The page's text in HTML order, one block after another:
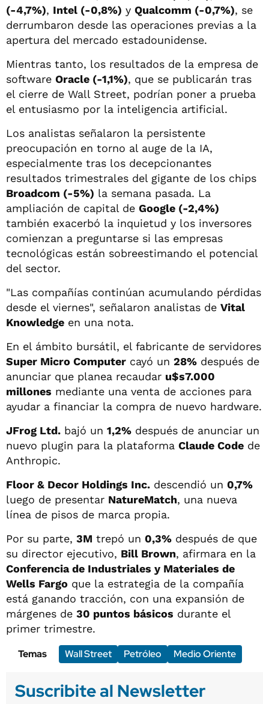
(-4,7%), Intel (-0,8%) y Qualcomm (-0,7%), se
derrumbaron desde las operaciones previas a la
apertura del mercado estadounidense.
Mientras tanto, los resultados de la empresa de
software Oracle (-1,1%), que se publicarán tras
el cierre de Wall Street, podrían poner a prueba
el entusiasmo por la inteligencia artificial.
Los analistas señalaron la persistente
preocupación en torno al auge de la IA,
especialmente tras los decepcionantes
resultados trimestrales del gigante de los chips
Broadcom (-5%) la semana pasada. La
ampliación de capital de Google (-2,4%)
también exacerbó la inquietud y los inversores
comienzan a preguntarse si las empresas
tecnológicas están sobreestimando el potencial
del sector.
"Las compañías continúan acumulando pérdidas
desde el viernes", señalaron analistas de Vital
Knowledge en una nota.
En el ámbito bursátil, el fabricante de servidores
Super Micro Computer cayó un 28% después de
anunciar que planea recaudar u$s7.000
millones mediante una venta de acciones para
ayudar a financiar la compra de nuevo hardware.
JFrog Ltd. bajó un 1,2% después de anunciar un
nuevo plugin para la plataforma Claude Code de
Anthropic.
Floor & Decor Holdings Inc. descendió un 0,7%
luego de presentar NatureMatch, una nueva
línea de pisos de marca propia.
Por su parte, 3M trepó un 0,3% después de que
su director ejecutivo, Bill Brown, afirmara en la
Conferencia de Industriales y Materiales de
Wells Fargo que la estrategia de la compañía
está ganando tracción, con una expansión de
márgenes de 30 puntos básicos durante el
primer trimestre.
Temas
Wall Street Petróleo Medio Oriente
Suscribite al Newsletter